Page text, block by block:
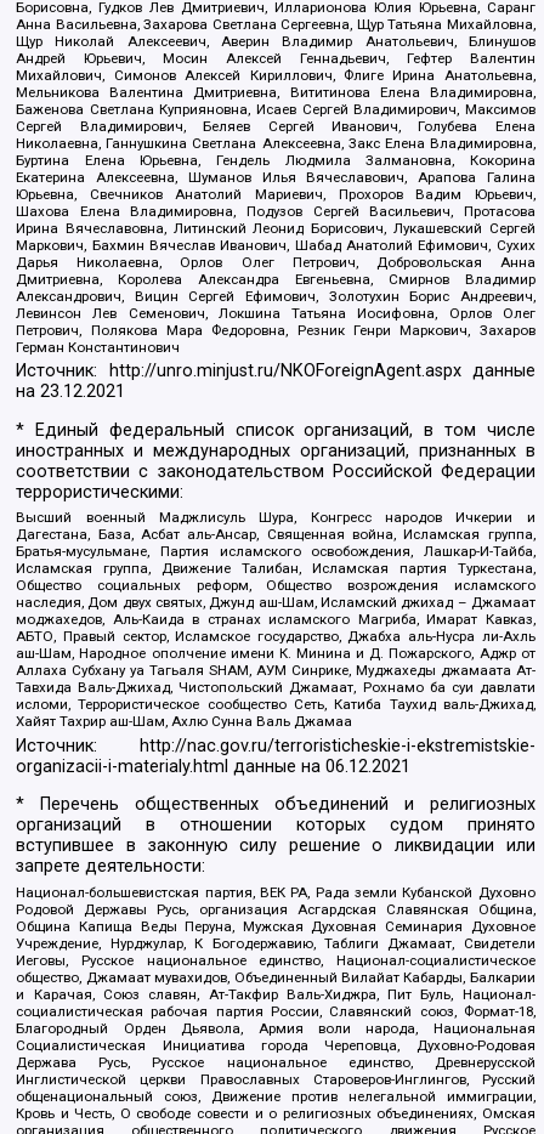
Борисовна, Гудков Лев Дмитриевич, Илларионова Юлия Юрьевна, Саранг
Анна Васильевна, Захарова Светлана Сергеевна, Щур Татьяна Михайловна,
Щур Николай Алексеевич, Аверин Владимир Анатольевич, Блинушов
Андрей Юрьевич, Мосин Алексей Геннадьевич, Гефтер Валентин
Михайлович, Симонов Алексей Кириллович, Флиге Ирина Анатольевна,
Мельникова Валентина Дмитриевна, Вититинова Елена Владимировна,
Баженова Светлана Куприяновна, Исаев Сергей Владимирович, Максимов
Сергей Владимирович, Беляев Сергей Иванович, Голубева Елена
Николаевна, Ганнушкина Светлана Алексеевна, Закс Елена Владимировна,
Буртина Елена Юрьевна, Гендель Людмила Залмановна, Кокорина
Екатерина Алексеевна, Шуманов Илья Вячеславович, Арапова Галина
Юрьевна, Свечников Анатолий Мариевич, Прохоров Вадим Юрьевич,
Шахова Елена Владимировна, Подузов Сергей Васильевич, Протасова
Ирина Вячеславовна, Литинский Леонид Борисович, Лукашевский Сергей
Маркович, Бахмин Вячеслав Иванович, Шабад Анатолий Ефимович, Сухих
Дарья Николаевна, Орлов Олег Петрович, Добровольская Анна
Дмитриевна, Королева Александра Евгеньевна, Смирнов Владимир
Александрович, Вицин Сергей Ефимович, Золотухин Борис Андреевич,
Левинсон Лев Семенович, Локшина Татьяна Иосифовна, Орлов Олег
Петрович, Полякова Мара Федоровна, Резник Генри Маркович, Захаров
Герман Константинович
Источник: http://unro.minjust.ru/NKOForeignAgent.aspxданные
на23.12.2021
* Единый федеральный список организаций, в том числе
иностранных и международных организаций, признанных в
соответствии с законодательством Российской Федерации
террористическими:
Высший военный Маджлисуль Шура, Конгресс народов Ичкерии и
Дагестана, База, Асбат аль-Ансар, Священная война, Исламская группа,
Братья-мусульмане, Партия исламского освобождения, Лашкар-И-Тайба,
Исламская группа, Движение Талибан, Исламская партия Туркестана,
Общество социальных реформ, Общество возрождения исламского
наследия, Дом двух святых, Джунд аш-Шам, Исламский джихад – Джамаат
моджахедов, Аль-Каида в странах исламского Магриба, Имарат Кавказ,
АБТО, Правый сектор, Исламское государство, Джабха аль-Нусра ли-Ахль
аш-Шам, Народное ополчение имени К. Минина и Д. Пожарского, Аджр от
Аллаха Субхану уа Тагьаля SHAM, АУМ Синрике, Муджахеды джамаата Ат-
Тавхида Валь-Джихад, Чистопольский Джамаат, Рохнамо ба суи давлати
исломи, Террористическое сообщество Сеть, Катиба Таухид валь-Джихад,
Хайят Тахрир аш-Шам, Ахлю Сунна Валь Джамаа
Источник:
http://nac.gov.ru/terroristicheskie-i-ekstremistskie-
organizacii-i-materialy.html данные на06.12.2021
* Перечень общественных объединений и религиозных
организаций в отношении которых судом принято
вступившее в законную силу решение о ликвидации или
запрете деятельности:
Национал-большевистская партия, ВЕК РА, Рада земли Кубанской Духовно
Родовой Державы Русь, организация Асгардская Славянская Община,
Община Капища Веды Перуна, Мужская Духовная Семинария Духовное
Учреждение, Нурджулар, К Богодержавию, Таблиги Джамаат, Свидетели
Иеговы, Русское национальное единство, Национал-социалистическое
общество, Джамаат мувахидов, Объединенный Вилайат Кабарды, Балкарии
и Карачая, Союз славян, Ат-Такфир Валь-Хиджра, Пит Буль, Национал-
социалистическая рабочая партия России, Славянский союз, Формат-18,
Благородный Орден Дьявола, Армия воли народа, Национальная
Социалистическая Инициатива города Череповца, Духовно-Родовая
Держава Русь, Русское национальное единство, Древнерусской
Инглистической церкви Православных Староверов-Инглингов, Русский
общенациональный союз, Движение против нелегальной иммиграции,
Кровь и Честь, О свободе совести и о религиозных объединениях, Омская
организация общественного политического движения Русское